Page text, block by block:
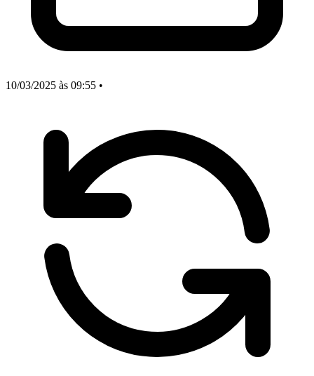
10/03/2025 às 09:55 •